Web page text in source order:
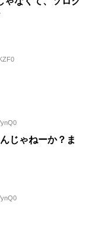
じゃねーか？ま